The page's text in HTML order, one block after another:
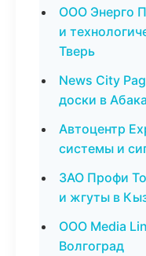
ООО Энерго
и
Тверь
News City
доски в
Автоцентр
системы и
ЗАО Профи
и жгуты в
ООО Media
Волгоград